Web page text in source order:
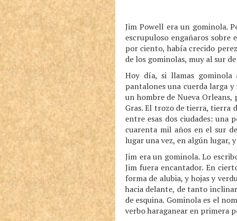
Jim Powell era un gominola.
escrupuloso engañaros
por ciento, había crecido
de los gominolas, muy al sur
Hoy día, si llamas gominola
pantalones una cuerda larga
un hombre de Nueva
Gras. El trozo de tierra, tierra
entre esas dos ciudades: una
cuarenta mil años en el sur
lugar una vez, en algún lugar,
Jim era un gominola. Lo
Jim fuera encantador. En
forma de alubia, y hojas y
hacia delante, de tanto
de esquina. Gominola es el
verbo haraganear en primera